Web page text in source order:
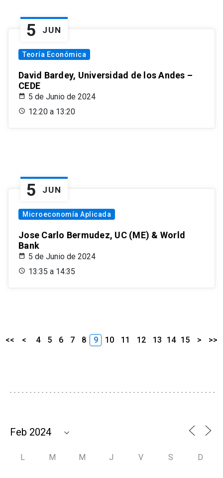
5 JUN
Teoría Económica
David Bardey, Universidad de los Andes –
CEDE
5 de Junio de 2024
12:20 a 13:20
5 JUN
Microeconomía Aplicada
Jose Carlo Bermudez, UC (ME) & World
Bank
5 de Junio de 2024
13:35 a 14:35
<< < 4 5 6 7 8 9 10 11 12 13 14 15 > >>
L M M J V S D